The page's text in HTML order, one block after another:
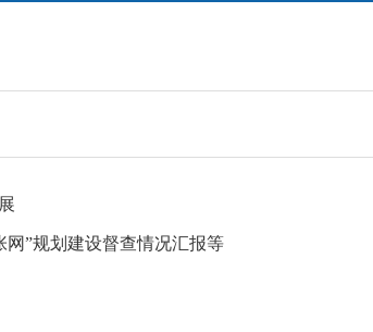
”规划建设督查情况汇报等